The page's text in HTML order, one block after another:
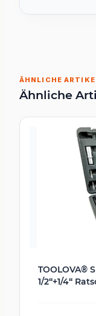
ÄHNLICHE
Ähnliche
TOOLOVA®
1/2“+1/4“